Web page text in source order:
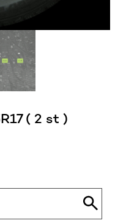
( 2 st )